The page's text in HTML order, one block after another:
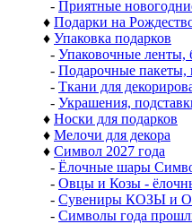
- Приятные
♦ Подарки на
♦ Упаковка подарков
- Упаковочные ленты,
- Подарочные пакеты,
- Ткани для
- Украшения,
♦ Носки для подарков
♦ Мелочи для декора
♦ Символ 2027 года
- Ёлочные шары
- Овцы и Козы -
- Сувениры КОЗЫ и
- Символы года